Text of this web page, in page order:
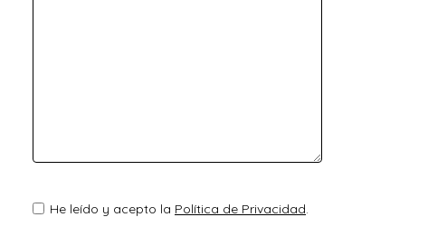
He leído y acepto la Política de Privacidad.